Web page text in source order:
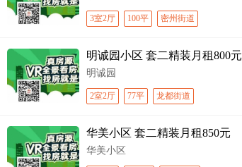
3室2厅 100平 密州街道
明诚园小区 套二精装月租800元
明诚园
2室2厅 77平 龙都街道
华美小区 套二精装月租850元
华美小区